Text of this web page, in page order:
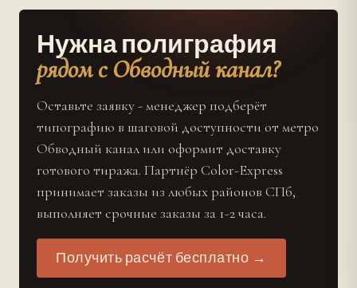
Нужна полиграфия
рядом с Обводный канал?
Оставьте заявку - менеджер подберёт
типографию в шаговой доступности от метро
Обводный канал или оформит доставку
готового тиража. Партнёр Color-Express
принимает заказы из любых районов СПб,
выполняет срочные заказы за 1-2 часа.
Получить расчёт бесплатно →